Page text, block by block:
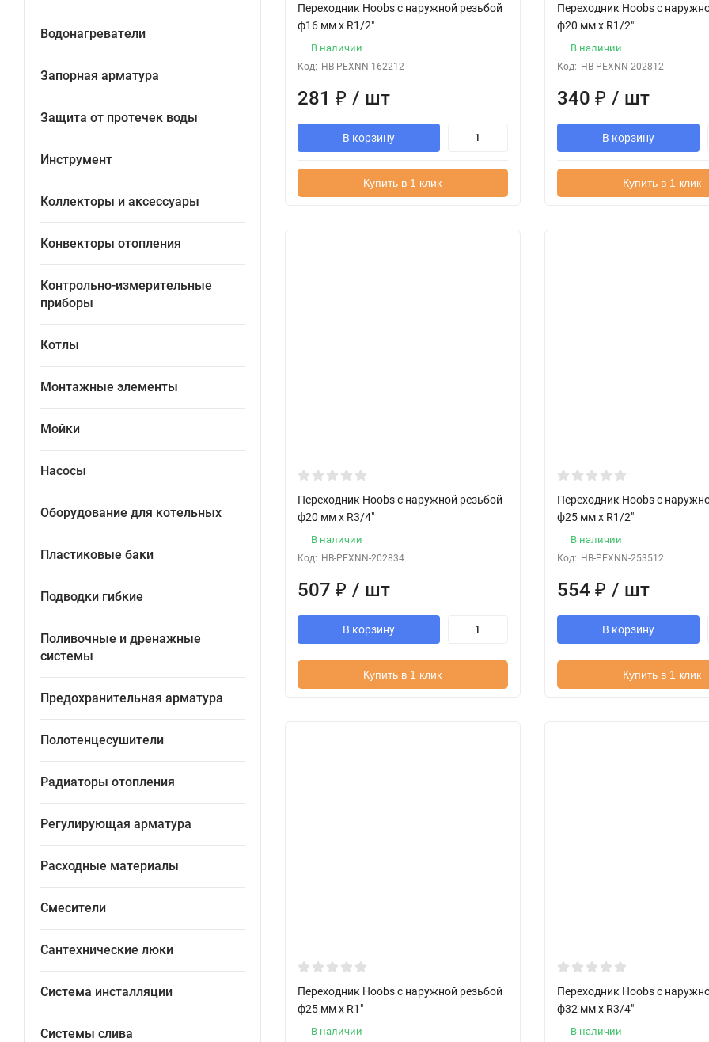
Водонагреватели
Запорная арматура
Защита от протечек воды
Инструмент
Коллекторы и аксессуары
Конвекторы отопления
Контрольно-измерительные
приборы
Котлы
Монтажные элементы
Мойки
Насосы
Оборудование для котельных
Пластиковые баки
Подводки гибкие
Поливочные и дренажные
системы
Предохранительная арматура
Полотенцесушители
Радиаторы отопления
Регулирующая арматура
Расходные материалы
Смесители
Сантехнические люки
Система инсталляции
Системы слива
Переходник Hoobs с наружной резьбой
ф16 мм x R1/2"
В наличии
Код: HB-PEXNN-162212
281 ₽ / шт
В корзину
Купить в 1 клик
Переходник Hoobs с
ф20 мм x R1/2"
В наличии
Код: HB-PEXNN-202812
340 ₽ / шт
В корзину
Купить в 1 клик
Переходник Hoobs с наружной резьбой
ф20 мм x R3/4"
В наличии
Код: HB-PEXNN-202834
507 ₽ / шт
В корзину
Купить в 1 клик
Переходник Hoobs с
ф25 мм x R1/2"
В наличии
Код: HB-PEXNN-253512
554 ₽ / шт
В корзину
Купить в 1 клик
Переходник Hoobs с наружной резьбой
ф25 мм x R1"
В наличии
Переходник Hoobs с
ф32 мм x R3/4"
В наличии